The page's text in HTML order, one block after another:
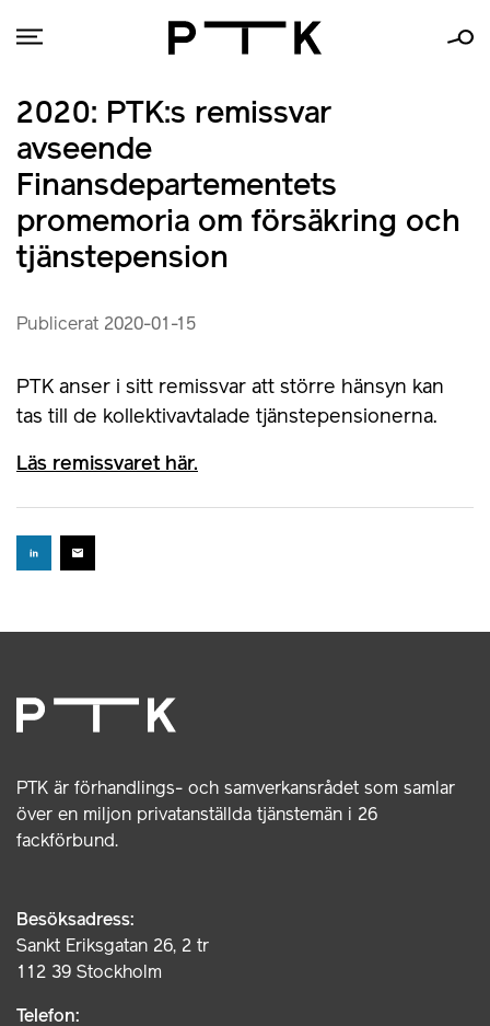
2020: PTK:s remissvar
avseende
Finansdepartementets
promemoria om försäkring och
tjänstepension
Publicerat 2020-01-15
PTK anser i sitt remissvar att större hänsyn kan
tas till de kollektivavtalade tjänstepensionerna.
Läs remissvaret här.
PTK är förhandlings- och samverkansrådet som samlar
över en miljon privatanställda tjänstemän i 26
fackförbund.
Besöksadress:
Sankt Eriksgatan 26, 2 tr
112 39 Stockholm
Telefon: